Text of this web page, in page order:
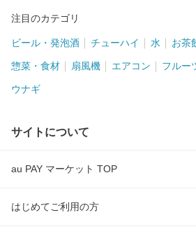
注目のカテゴリ
ビール・発泡酒 チューハイ 水 お茶
惣菜・食材 扇風機 エアコン フルー
ウナギ
サイトについて
au PAY マーケット TOP
はじめてご利用の方